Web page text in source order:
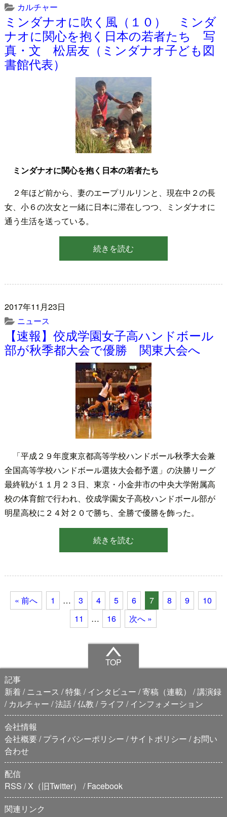
カルチャー
ミンダナオに吹く風（１０） ミンダ
ナオに関心を抱く日本の若者たち 写
真・文 松居友（ミンダナオ子ども図
書館代表）
ミンダナオに関心を抱く日本の若者たち
２年ほど前から、妻のエープリルリンと、現在中２の長
女、小６の次女と一緒に日本に滞在しつつ、ミンダナオに
通う生活を送っている。
続きを読む
2017年11月23日
ニュース
【速報】佼成学園女子高ハンドボール
部が秋季都大会で優勝 関東大会へ
「平成２９年度東京都高等学校ハンドボール秋季大会兼
全国高等学校ハンドボール選抜大会都予選」の決勝リーグ
最終戦が１１月２３日、東京・小金井市の中央大学附属高
校の体育館で行われ、佼成学園女子高校ハンドボール部が
明星高校に２４対２０で勝ち、全勝で優勝を飾った。
続きを読む
« 前へ 1 … 3 4 5 6 7 8 9
10
11
… 16 次へ »
TOP
記事
新着
ニュース 特集 インタビュー 寄稿（連載）
講演録
カルチャー 法話 仏教 ライフ
インフォメーション
会社情報
会社概要 プライバシーポリシー サイトポリシー
お問い
合わせ
配信
RSS
X（旧Twitter）
Facebook
関連リンク